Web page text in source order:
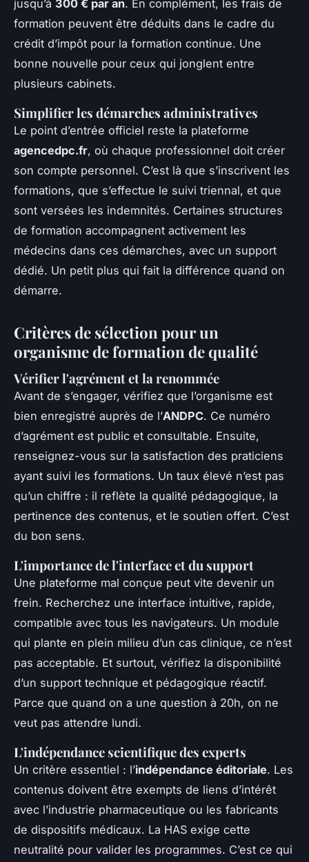
jusqu’à 300 € par an. En complément, les frais de
formation peuvent être déduits dans le cadre du
crédit d’impôt pour la formation continue. Une
bonne nouvelle pour ceux qui jonglent entre
plusieurs cabinets.
Simplifier les démarches administratives
Le point d’entrée officiel reste la plateforme
agencedpc.fr, où chaque professionnel doit créer
son compte personnel. C’est là que s’inscrivent les
formations, que s’effectue le suivi triennal, et que
sont versées les indemnités. Certaines structures
de formation accompagnent activement les
médecins dans ces démarches, avec un support
dédié. Un petit plus qui fait la différence quand on
démarre.
Critères de sélection pour un
organisme de formation de qualité
Vérifier l'agrément et la renommée
Avant de s’engager, vérifiez que l’organisme est
bien enregistré auprès de l’ANDPC. Ce numéro
d’agrément est public et consultable. Ensuite,
renseignez-vous sur la satisfaction des praticiens
ayant suivi les formations. Un taux élevé n’est pas
qu’un chiffre : il reflète la qualité pédagogique, la
pertinence des contenus, et le soutien offert. C’est
du bon sens.
L'importance de l'interface et du support
Une plateforme mal conçue peut vite devenir un
frein. Recherchez une interface intuitive, rapide,
compatible avec tous les navigateurs. Un module
qui plante en plein milieu d’un cas clinique, ce n’est
pas acceptable. Et surtout, vérifiez la disponibilité
d’un support technique et pédagogique réactif.
Parce que quand on a une question à 20h, on ne
veut pas attendre lundi.
L'indépendance scientifique des experts
Un critère essentiel : l’indépendance éditoriale. Les
contenus doivent être exempts de liens d’intérêt
avec l’industrie pharmaceutique ou les fabricants
de dispositifs médicaux. La HAS exige cette
neutralité pour valider les programmes. C’est ce qui